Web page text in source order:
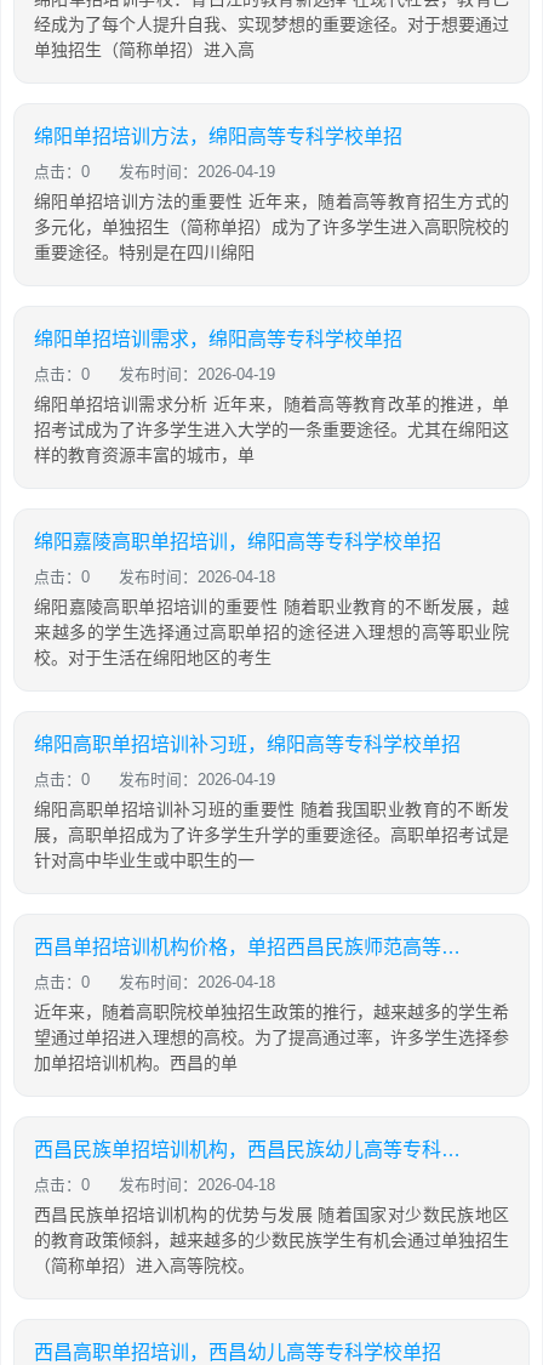
经成为了每个人提升自我、实现梦想的重要途径。对于想要通过
单独招生（简称单招）进入高
绵阳单招培训方法，绵阳高等专科学校单招
点击：0 发布时间：2026-04-19
绵阳单招培训方法的重要性 近年来，随着高等教育招生方式的
多元化，单独招生（简称单招）成为了许多学生进入高职院校的
重要途径。特别是在四川绵阳
绵阳单招培训需求，绵阳高等专科学校单招
点击：0 发布时间：2026-04-19
绵阳单招培训需求分析 近年来，随着高等教育改革的推进，单
招考试成为了许多学生进入大学的一条重要途径。尤其在绵阳这
样的教育资源丰富的城市，单
绵阳嘉陵高职单招培训，绵阳高等专科学校单招
点击：0 发布时间：2026-04-18
绵阳嘉陵高职单招培训的重要性 随着职业教育的不断发展，越
来越多的学生选择通过高职单招的途径进入理想的高等职业院
校。对于生活在绵阳地区的考生
绵阳高职单招培训补习班，绵阳高等专科学校单招
点击：0 发布时间：2026-04-19
绵阳高职单招培训补习班的重要性 随着我国职业教育的不断发
展，高职单招成为了许多学生升学的重要途径。高职单招考试是
针对高中毕业生或中职生的一
西昌单招培训机构价格，单招西昌民族师范高等专科学校
点击：0 发布时间：2026-04-18
近年来，随着高职院校单独招生政策的推行，越来越多的学生希
望通过单招进入理想的高校。为了提高通过率，许多学生选择参
加单招培训机构。西昌的单
西昌民族单招培训机构，西昌民族幼儿高等专科学院官网单招查分数
点击：0 发布时间：2026-04-18
西昌民族单招培训机构的优势与发展 随着国家对少数民族地区
的教育政策倾斜，越来越多的少数民族学生有机会通过单独招生
（简称单招）进入高等院校。
西昌高职单招培训，西昌幼儿高等专科学校单招